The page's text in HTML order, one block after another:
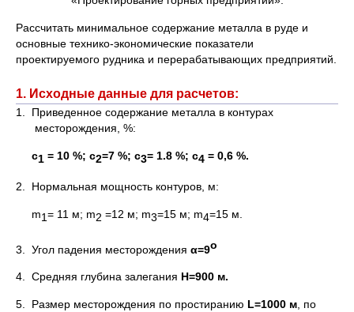
Рассчитать минимальное содержание металла в руде и
основные технико-экономические показатели
проектируемого рудника и перерабатывающих предприятий.
1. Исходные данные для расчетов:
1. Приведенное содержание металла в контурах
месторождения, %:
с1 = 10 %; с2=7 %; с3= 1.8 %; с4 = 0,6 %.
2. Нормальная мощность контуров, м:
m1= 11 м; m2 =12 м; m­3=15 м; m4=15 м.
3. Угол падения месторождения α=9о
4. Средняя глубина залегания H=900 м.
5. Размер месторождения по простиранию L=1000 м, по